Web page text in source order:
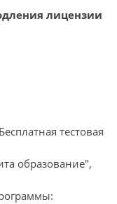
лицензии
тестовая
образование",